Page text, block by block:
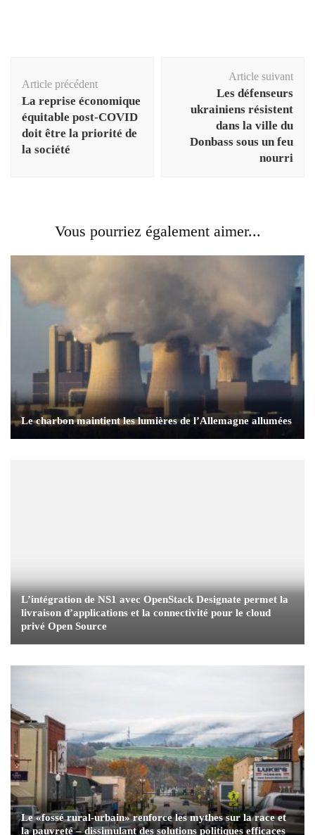
d'article
Article précédent
La reprise économique
équitable post-COVID
doit être la priorité de
la société
Article suivant
Les défenseurs
ukrainiens résistent
dans la ville du
Donbass sous un feu
nourri
Vous pourriez également aimer...
Le charbon maintient les lumières de l’Allemagne allumées
L’intégration de NS1 avec OpenStack Designate permet la
livraison d’applications et la connectivité pour le cloud
privé Open Source
Le «fossé rural-urbain» renforce les mythes sur la race et
la pauvreté – dissimulant des solutions politiques efficaces